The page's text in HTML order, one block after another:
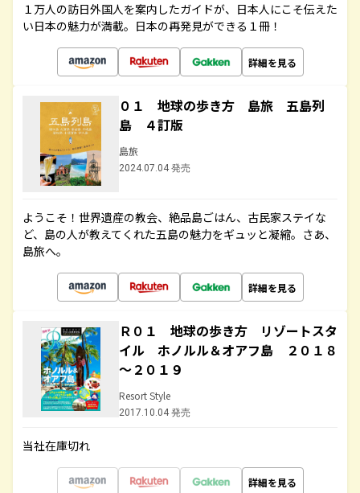
１万人の訪日外国人を案内したガイドが、日本人にこそ伝えた
い日本の魅力が満載。日本の再発見ができる１冊！
詳細を見る
０１ 地球の歩き方 島旅 五島列
島 ４訂版
島旅
2024.07.04 発売
ようこそ！世界遺産の教会、絶品島ごはん、古民家ステイな
ど、島の人が教えてくれた五島の魅力をギュッと凝縮。さあ、
島旅へ。
詳細を見る
Ｒ０１ 地球の歩き方 リゾートスタ
イル ホノルル＆オアフ島 ２０１８
～２０１９
Resort Style
2017.10.04 発売
当社在庫切れ
詳細を見る